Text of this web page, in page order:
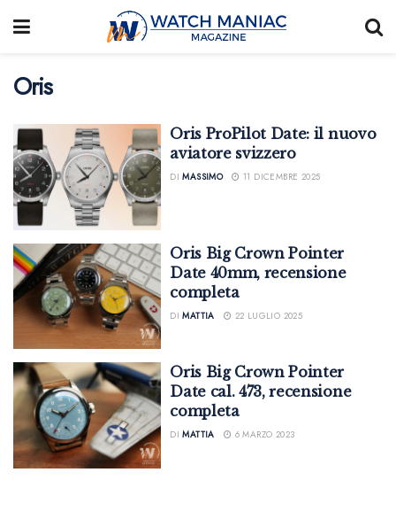
Oris
Oris ProPilot Date: il nuovo
aviatore svizzero
DI MASSIMO 11 DICEMBRE 2025
Oris Big Crown Pointer
Date 40mm, recensione
completa
DI MATTIA 22 LUGLIO 2025
Oris Big Crown Pointer
Date cal. 473, recensione
completa
DI MATTIA 6 MARZO 2023